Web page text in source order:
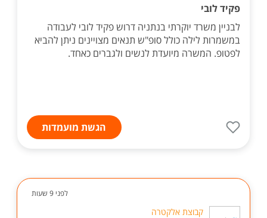
פקיד לובי
לבניין משרד יוקרתי בנתניה דרוש פקיד לובי לעבודה
במשמרות לילה כולל סופ"ש תנאים מצויינים ניתן להביא
לפטופ. המשרה מיועדת לנשים ולגברים כאחד.
הגשת מועמדות
לפני 9 שעות
קבוצת אלקטרה